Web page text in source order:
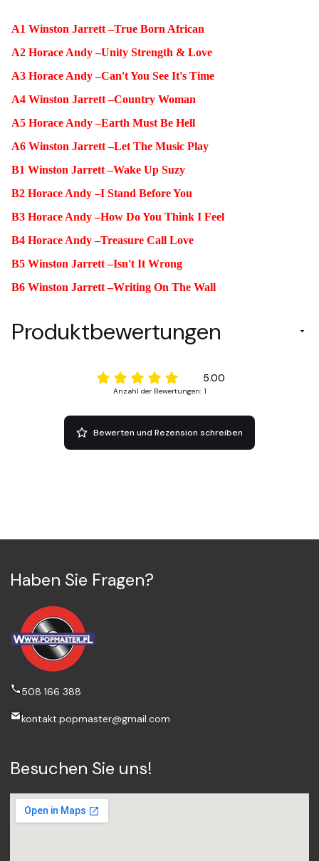
A1 Winston Jarrett –True Born African
A2 Horace Andy –Unity Strength & Love
A3 Horace Andy –Can't You See It's Time
A4 Winston Jarrett –Country Woman
A5 Horace Andy –Earth Must Be Hell
A6 Winston Jarrett –Let The Music Play
B1 Winston Jarrett –Wake Up Suzy
B2 Horace Andy –I Stand Before You
B3 Horace Andy –How Do You Think I Feel
B4 Horace Andy –Treasure Call Love
B5 Winston Jarrett –Isn't It Wrong
B6 Winston Jarrett –Writing On The Wall
Produktbewertungen
5.00
Anzahl der Bewertungen: 1
Bewerten und Rezension schreiben
Haben Sie Fragen?
508 166 388
kontakt.popmaster@gmail.com
Besuchen Sie uns!